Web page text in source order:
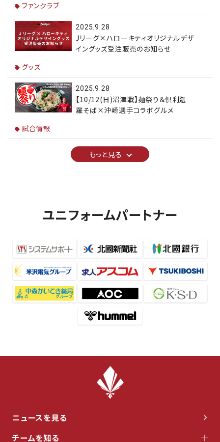
ファンクラブ
2025.9.28
Jリーグ×ハローキティオリジナルデザ
イングッズ受注販売のお知らせ
グッズ
2025.9.28
【10/12(日)沼津戦】麺祭り＆倶利迦
羅そば×沖崎選手コラボグルメ
試合情報
もっと見る
ユニフォームパートナー
ニュースを見る
チームを知る